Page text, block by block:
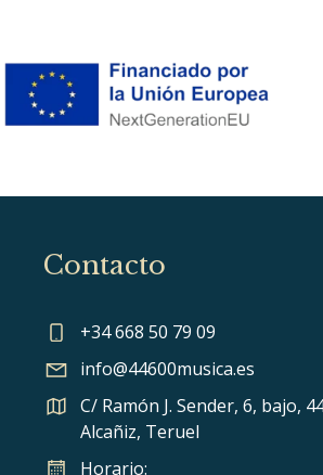
Contacto
+34 668 50 79 09
info@44600musica.es
C/ Ramón J. Sender, 6, bajo,
Alcañiz, Teruel
Horario: